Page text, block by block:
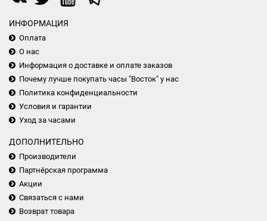
ИНФОРМАЦИЯ
Оплата
О нас
Информация о доставке и оплате заказов
Почему лучше покупать часы "Восток" у нас
Политика конфиденциальности
Условия и гарантии
Уход за часами
ДОПОЛНИТЕЛЬНО
Производители
Партнёрская программа
Акции
Связаться с нами
Возврат товара